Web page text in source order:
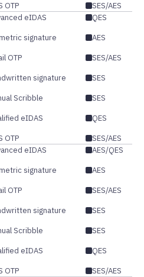
OTP
SES/AES
eIDAS
QES
signature
AES
OTP
SES/AES
signature
SES
Scribble
SES
eIDAS
QES
OTP
SES/AES
eIDAS
AES/QES
signature
AES
OTP
SES/AES
signature
SES
Scribble
SES
eIDAS
QES
OTP
SES/AES